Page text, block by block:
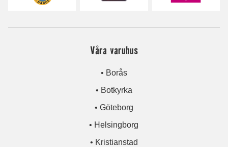
Våra varuhus
• Borås
• Botkyrka
• Göteborg
• Helsingborg
• Kristianstad